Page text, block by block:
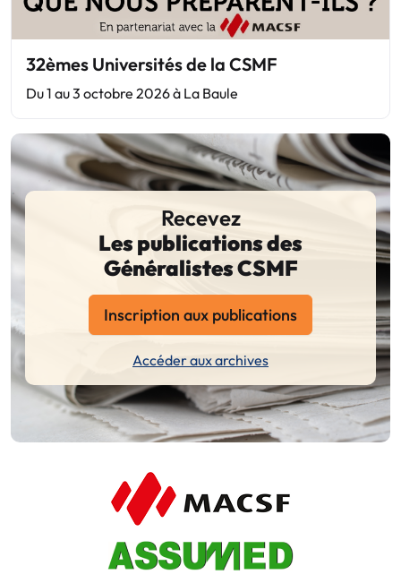
32èmes Universités de la CSMF
Du 1 au 3 octobre 2026 à La Baule
Recevez
Les publications des
Généralistes CSMF
Inscription aux publications
Accéder aux archives